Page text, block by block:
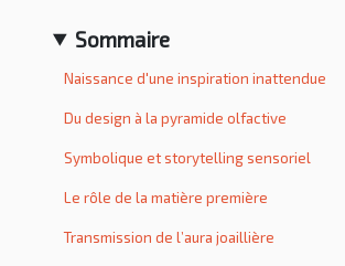
Sommaire
Naissance d'une inspiration inattendue
Du design à la pyramide olfactive
Symbolique et storytelling sensoriel
Le rôle de la matière première
Transmission de l’aura joaillière